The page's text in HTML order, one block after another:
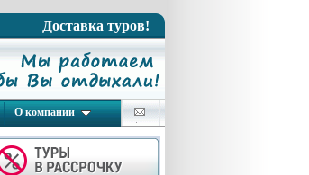
Доставка туров!
О компании